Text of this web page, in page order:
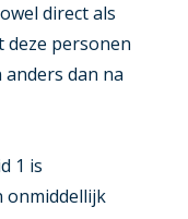
direct als
deze personen
dan na
1 is
onmiddellijk